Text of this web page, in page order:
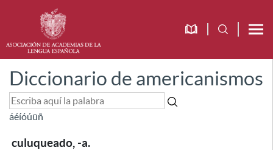
Diccionario de americanismos
áéíóúüñ
culuqueado, -a.